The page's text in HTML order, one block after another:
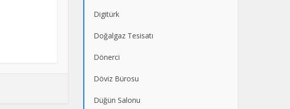
Digitürk
Doğalgaz Tesisatı
Dönerci
Döviz Bürosu
Düğün Salonu